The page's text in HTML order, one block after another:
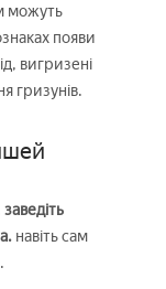
можуть
появи
вигризені
гризунів.
заведіть
навіть сам